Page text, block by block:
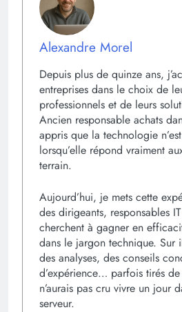
Alexandre Morel
Depuis plus de quinze ans,
entreprises dans le choix de
professionnels et de leurs
Ancien responsable achats
appris que la technologie
lorsqu’elle répond vraiment
terrain.
Aujourd’hui, je mets cette
des dirigeants, responsables
cherchent à gagner en
dans le jargon technique. Sur
des analyses, des conseils
d’expérience… parfois tirés
n’aurais pas cru vivre un jour
serveur.